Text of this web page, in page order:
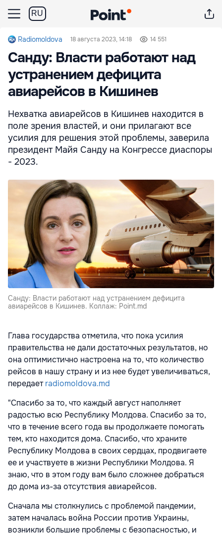
RU
Radiomoldova 18 августа 2023, 14:18 14 551
Санду: Власти работают над
устранением дефицита
авиарейсов в Кишинев
Нехватка авиарейсов в Кишинев находится в
поле зрения властей, и они прилагают все
усилия для решения этой проблемы, заверила
президент Майя Санду на Конгрессе диаспоры
- 2023.
Санду: Власти работают над устранением дефицита
авиарейсов в Кишинев. Коллаж: Point.md
Глава государства отметила, что пока усилия
правительства не дали достаточных результатов, но
она оптимистично настроена на то, что количество
рейсов в нашу страну и из нее будет увеличиваться,
передаетradiomoldova.md
"Спасибо за то, что каждый август наполняет
радостью всю Республику Молдова. Спасибо за то,
что в течение всего года вы продолжаете помогать
тем, кто находится дома. Спасибо, что храните
Республику Молдова в своих сердцах, продвигаете
ее и участвуете в жизни Республики Молдова. Я
знаю, что в этом году вам было сложнее добраться
до дома из-за отсутствия авиарейсов.
Сначала мы столкнулись с проблемой пандемии,
затем началась война России против Украины,
возникли большие проблемы с безопасностью, и